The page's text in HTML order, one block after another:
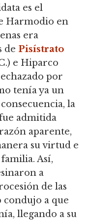
es el
Harmodio en
era
de Pisístrato
e Hiparco
por
tenía ya un
la
admitida
aparente,
su virtud e
Así,
a
de las
condujo a que
llegando a su